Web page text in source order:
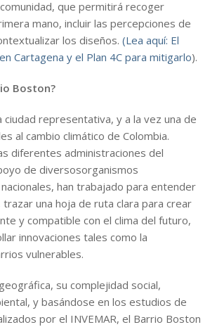
que permitirá recoger
mano, incluir las percepciones de
los diseños.(Lea aquí: El
Cartagena y el Plan 4C para mitigarlo).
Boston?
ciudad representativa, y a la vez una de
al cambio climático de Colombia.
diferentes administraciones del
de diversosorganismos
han trabajado para entender
trazar una hoja de ruta clara para crear
y compatible con el clima del futuro,
innovaciones tales como la
vulnerables.
su complejidad social,
y basándose en los estudios de
por el INVEMAR, el Barrio Boston